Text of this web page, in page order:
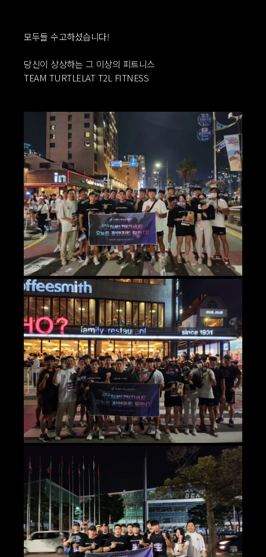
모두들 수고하셨습니다!
당신이 상상하는 그 이상의 피트니스
TEAM TURTLELAT T2L FITNESS